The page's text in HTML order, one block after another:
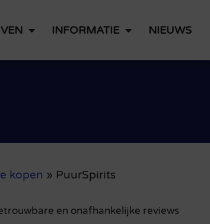
INFORMATIE NIEUWS
kopen » PuurSpirits
en onafhankelijke reviews